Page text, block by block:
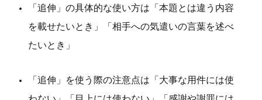
「追伸」の具体的な使い方は「本題とは違う内容
を載せたいとき」「相手への気遣いの言葉を述べ
たいとき」
「追伸」を使う際の注意点は「大事な用件には使